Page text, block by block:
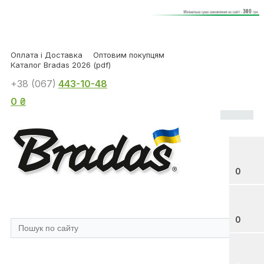
Оплата і Доставка
Оптовим покупцям
Каталог Bradas 2026 (pdf)
0
0
+38 (067) 443-10-48
0 ₴